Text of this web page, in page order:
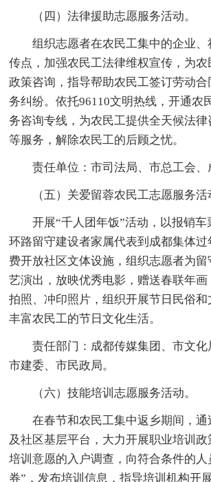
（四）法律援助志愿服务活动。
组织志愿者在农民工集中的企业
传点，加强农民工法律维权宣传，为农
政策咨询，指导帮助农民工签订劳动
务纠纷。依托96110文明热线，开通农
务咨询专线，为农民工提供全天候法
等服务，解除农民工的后顾之忧。
责任单位：市司法局、市总工会、
（五）关爱留蓉农民工志愿服务活
开展“千人团年饭”活动，以报销
环路留守建设者家属代表到成都集体
费开放社区文体设施，组织志愿者为
艺演出，放映优秀电影，赠送春联年
拍照、冲印照片，组织开展节日民俗和
丰富农民工的节日文化生活。
责任部门：成都传媒集团、市文化
市建委、市民政局。
（六）技能培训志愿服务活动。
在春节和农民工集中返乡期间，通
及社区基层平台，大力开展职业培训
培训意愿的入户调查，向符合条件的人
券”，发布培训信息，指导培训机构开